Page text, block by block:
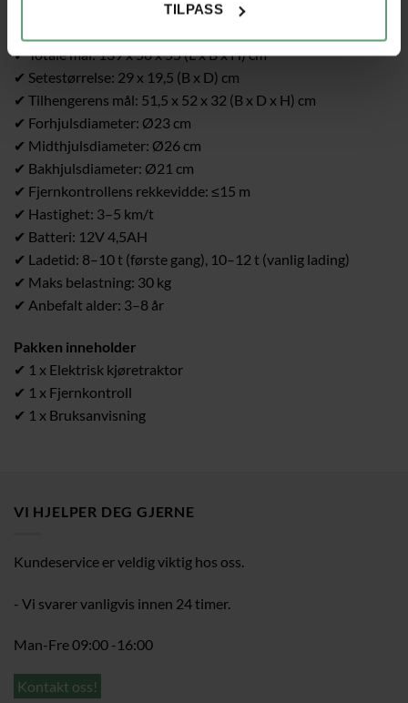
TILPASS
✔ Totale mål: 139 x 58 x 55 (L x B x H) cm
✔ Setestørrelse: 29 x 19,5 (B x D) cm
✔ Tilhengerens mål: 51,5 x 52 x 32 (B x D x H) cm
✔ Forhjulsdiameter: Ø23 cm
✔ Midthjulsdiameter: Ø26 cm
✔ Bakhjulsdiameter: Ø21 cm
✔ Fjernkontrollens rekkevidde: ≤15 m
✔ Hastighet: 3–5 km/t
✔ Batteri: 12V 4,5AH
✔ Ladetid: 8–10 t (første gang), 10–12 t (vanlig lading)
✔ Maks belastning: 30 kg
✔ Anbefalt alder: 3–8 år
Pakken inneholder
✔ 1 x Elektrisk kjøret­raktor
✔ 1 x Fjernkontroll
✔ 1 x Bruksanvisning
VI HJELPER DEG GJERNE
Kundeservice er veldig viktig hos oss.
- Vi svarer vanligvis innen 24 timer.
Man-Fre 09:00 -16:00
Kontakt oss!